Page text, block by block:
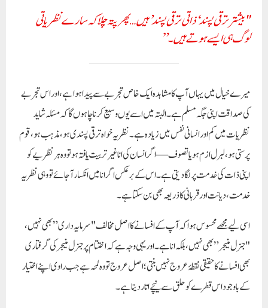
"بیشتر ترقی پسند ‘ذاتی ترقی پسند’ ہیں… پھر پتہ چلا کہ سارے نظریاتی
لوگ ہی ایسے ہوتے ہیں۔”
میرے خیال میں یہاں آپ کا مشاہدہ ایک خاص تجربے سے پیدا ہوا ہے، اور اس تجربے
کی صداقت اپنی جگہ مسلم ہے۔ البتہ میں اسے یوں وسیع کرنا چاہوں گا کہ مسئلہ شاید
نظریات میں کم اورانسانی نفسمیں زیادہ ہے۔ نظریہ خواہ ترقی پسندی ہو، مذہب ہو، قوم
پرستی ہو، لبرل ازم ہو یا تصوف—اگر انسان کی انا غیر تربیت یافتہ ہو تو وہ ہر نظریے کو
اپنی ذات کی خدمت پر لگا دیتی ہے۔ اس کے برعکس اگر انا میں انکسار آ جائے تو وہی نظریہ
خدمت، دیانت اور قربانی کا ذریعہ بھی بن سکتا ہے۔
اسی لیے مجھے محسوس ہوا کہ آپ کے افسانے کا اصل مخالف "سرمایہ داری” بھی نہیں،
"جنرل منیجر” بھی نہیں، بلکہاناہے۔ اور یہی وجہ ہے کہ اختتام پر جنرل منیجر کی گرفتاری
بھی افسانے کا حقیقی نقطۂ عروج نہیں بنتی؛ اصل عروج تو وہ لمحہ ہے جب راوی اپنے اختیار
کے باوجود اس قطرے کو حلق سے نیچے اتار دیتا ہے۔